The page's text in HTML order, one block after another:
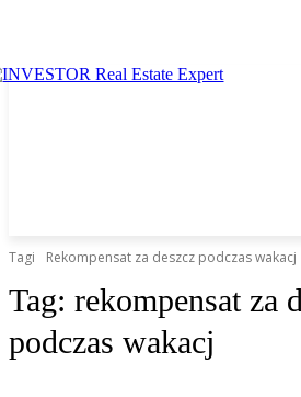
Tagi Rekompensat za deszcz podczas wakacj
Tag: rekompensat za
podczas wakacj